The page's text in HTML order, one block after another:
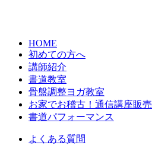
HOME
初めての方へ
講師紹介
書道教室
骨盤調整ヨガ教室
お家でお稽古！通信講座販売
書道パフォーマンス
よくある質問